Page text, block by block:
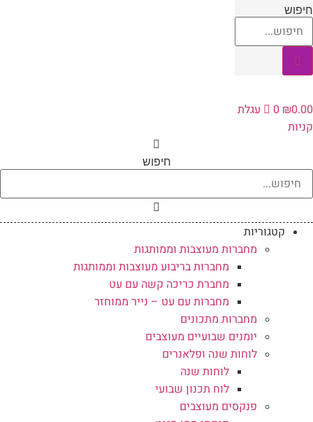
₪
0
עגלת
חיפוש
קטגוריות
מחברות מעוצבות וממותגות
מחברות בריבוע מעוצבות וממותגות
מחברת כריכה קשה עם עט
מחברות עם עט – נייר ממוחזר
מחברות מתכונים
יומנים שבועיים מעוצבים
לוחות שנה ופלאנרים
לוחות שנה
לוח תכנון שבועי
פנקסים מעוצבים